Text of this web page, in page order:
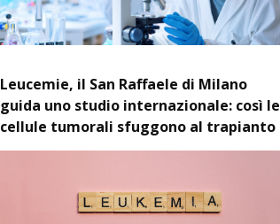
Leucemie, il San Raffaele di Milano
guida uno studio internazionale: così le
cellule tumorali sfuggono al trapianto